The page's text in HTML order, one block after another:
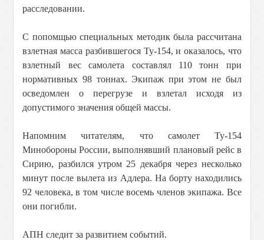
расследовании.
С попомщью специальных методик была рассчитана
взлетная масса разбившегося Ту-154, и оказалось, что
взлетный вес самолета составлял 110 тонн при
нормативных 98 тоннах. Экипаж при этом не был
осведомлен о перегрузе и взлетал исходя из
допустимого значения общей массы.
Напомним читателям, что самолет Ту-154
Минобороны России, выполнявший плановый рейс в
Сирию, разбился утром 25 декабря через несколько
минут после вылета из Адлера. На борту находились
92 человека, в том числе восемь членов экипажа. Все
они погибли.
АПН следит за развитием событий.